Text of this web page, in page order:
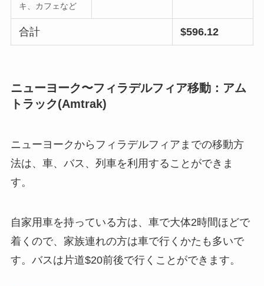
キ、カフェなど
合計 $596.12
ニューヨーク〜フィラデルフィア移動：アム
トラック(Amtrak)
ニューヨークからフィラデルフィアまでの移動方
法は、車、バス、列車を利用することができま
す。
自家用車を持っている方は、車で大体2時間ほどで
着くので、家族連れの方は車で行くかたも多いで
す。バスは片道$20前後で行くことができます。